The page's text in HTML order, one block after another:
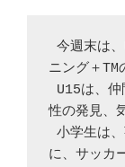
ニング＋TM
性の発見、
に、サッカ